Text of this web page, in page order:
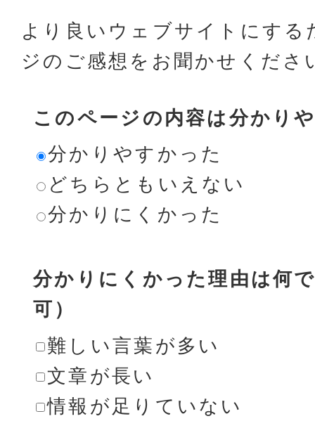
より良いウェブサイトにする
ジのご感想をお聞かせくださ
このページの内容は分かり
分かりやすかった
どちらともいえない
分かりにくかった
分かりにくかった理由は何
可）
難しい言葉が多い
文章が長い
情報が足りていない